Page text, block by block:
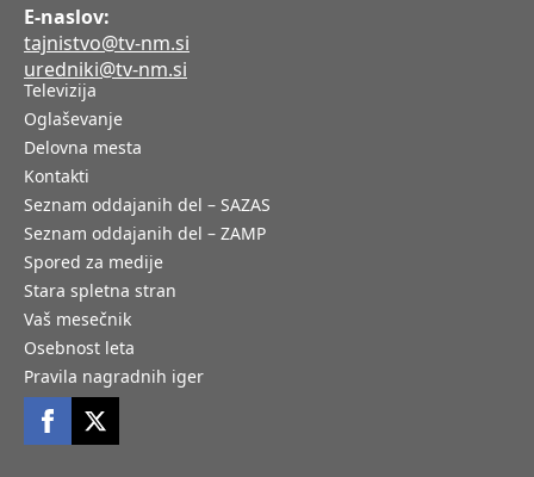
E-naslov:
tajnistvo@tv-nm.si
uredniki@tv-nm.si
Televizija
Oglaševanje
Delovna mesta
Kontakti
Seznam oddajanih del – SAZAS
Seznam oddajanih del – ZAMP
Spored za medije
Stara spletna stran
Vaš mesečnik
Osebnost leta
Pravila nagradnih iger